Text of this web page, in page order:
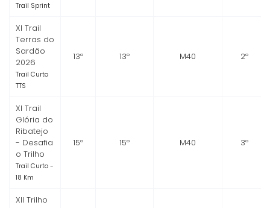
Trail Sprint
XI Trail
Terras do
Sardão
2026
Trail Curto
TTS
13º 13º M40 2º
XI Trail
Glória do
Ribatejo
- Desafia
o Trilho
Trail Curto -
18 Km
15º 15º M40 3º
XII Trilho